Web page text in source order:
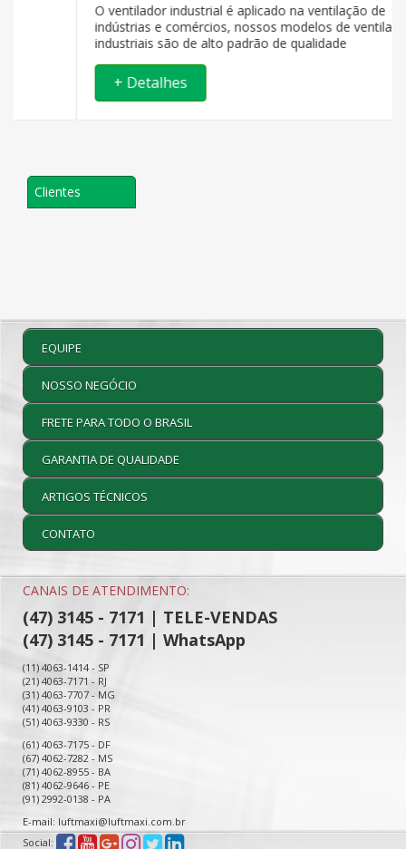
O ventilador industrial é aplicado na ventilação de
indústrias e comércios, nossos modelos de ventiladores
industriais são de alto padrão de qualidade
+ Detalhes
Clientes
EQUIPE
NOSSO NEGÓCIO
FRETE PARA TODO O BRASIL
GARANTIA DE QUALIDADE
ARTIGOS TÉCNICOS
CONTATO
CANAIS DE ATENDIMENTO:
(47) 3145 - 7171 | TELE-VENDAS
(47) 3145 - 7171 | WhatsApp
(11) 4063-1414 - SP
(21) 4063-7171 - RJ
(31) 4063-7707 - MG
(41) 4063-9103 - PR
(51) 4063-9330 - RS
(61) 4063-7175 - DF
(67) 4062-7282 - MS
(71) 4062-8955 - BA
(81) 4062-9646 - PE
(91) 2992-0138 - PA
E-mail: luftmaxi@luftmaxi.com.br
Social: